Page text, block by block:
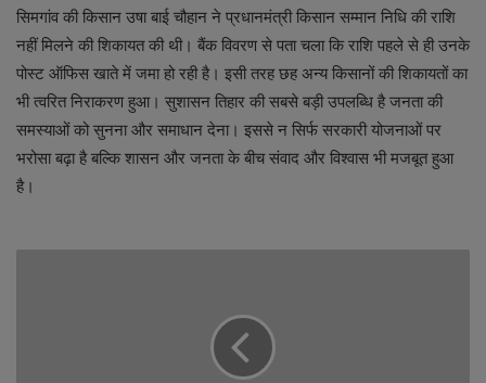
सिमगांव की किसान उषा बाई चौहान ने प्रधानमंत्री किसान सम्मान निधि की राशि
नहीं मिलने की शिकायत की थी। बैंक विवरण से पता चला कि राशि पहले से ही उनके
पोस्ट ऑफिस खाते में जमा हो रही है। इसी तरह छह अन्य किसानों की शिकायतों का
भी त्वरित निराकरण हुआ। सुशासन तिहार की सबसे बड़ी उपलब्धि है जनता की
समस्याओं को सुनना और समाधान देना। इससे न सिर्फ सरकारी योजनाओं पर
भरोसा बढ़ा है बल्कि शासन और जनता के बीच संवाद और विश्वास भी मजबूत हुआ
है।